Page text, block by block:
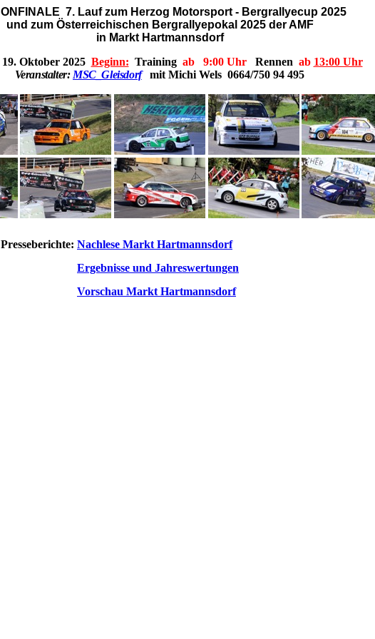
7. Lauf zum Herzog Motorsport - Bergrallyecup 2025
und zum Österreichischen Bergrallyepokal 2025 der AMF
in Markt Hartmannsdorf
19. Oktober 2025 Beginn: Training ab 9:00 Uhr Rennen ab 13:00 Uhr
Veranstalter: MSC_Gleisdorf mit Michi Wels 0664/750 94 495
Presseberichte: Nachlese Markt Hartmannsdorf
Ergebnisse und Jahreswertungen
Vorschau Markt Hartmannsdorf